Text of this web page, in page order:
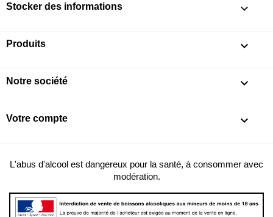
Stocker des informations keyboard_arrow_down
Produits 
Notre société 
Votre compte 
L'abus d'alcool est dangereux pour la santé, à consommer avec
modération.